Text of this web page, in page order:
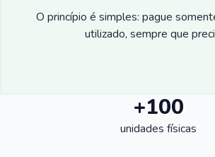
O princípio é simples: pague
utilizado, sempre que
+100
unidades físicas